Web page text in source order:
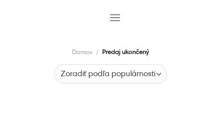
Domov / Predaj ukončený